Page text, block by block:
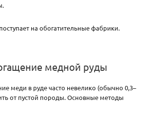
на обогатительные фабрики.
медной руды
меди в руде часто невелико (обычно 0,3–
от пустой породы. Основные методы